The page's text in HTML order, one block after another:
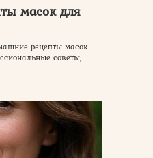
масок для
рецепты масок
советы,